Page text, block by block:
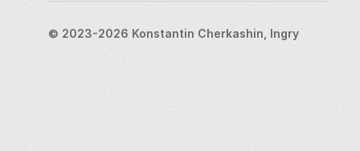
© 2023-2026 Konstantin Cherkashin, Ingry